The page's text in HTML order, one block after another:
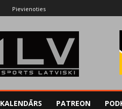
Pievienoties
KALENDĀRS PATREON